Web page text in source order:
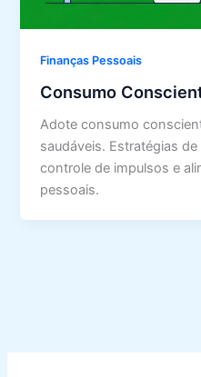
Finanças Pessoais
Consumo
Adote consumo
saudáveis. Estratégias
controle de impulsos e
pessoais.